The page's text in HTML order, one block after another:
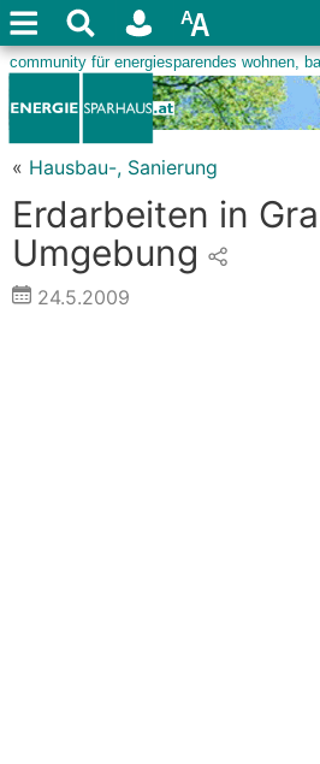
« Hausbau-, Sanierung
Erdarbeiten in
Umgebung
24.5.2009